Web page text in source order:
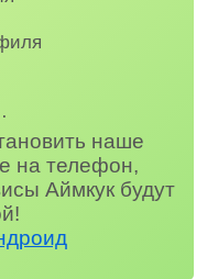
наше
на телефон,
Аймкук будут